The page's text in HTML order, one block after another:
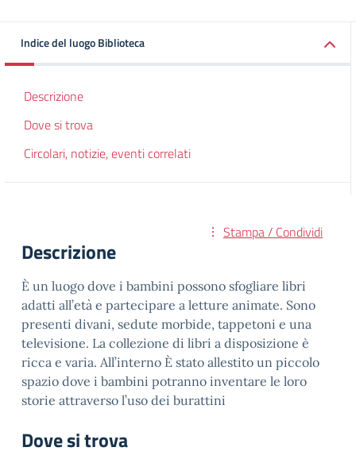
Indice del luogo Biblioteca
Descrizione
Dove si trova
Circolari, notizie, eventi correlati
Stampa / Condividi
Descrizione
È un luogo dove i bambini possono sfogliare libri
adatti all’età e partecipare a letture animate. Sono
presenti divani, sedute morbide, tappetoni e una
televisione. La collezione di libri a disposizione è
ricca e varia. All’interno È stato allestito un piccolo
spazio dove i bambini potranno inventare le loro
storie attraverso l’uso dei burattini
Dove si trova